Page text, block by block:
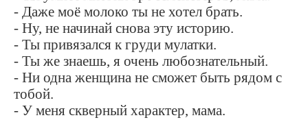
- Даже моё молоко ты не хотел брать.
- Ну, не начинай снова эту историю.
- Ты привязался к груди мулатки.
- Ты же знаешь, я очень любознательный.
- Ни одна женщина не сможет быть рядом с
тобой.
- У меня скверный характер, мама.